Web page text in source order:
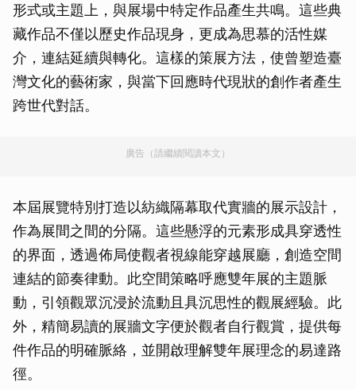
形式或主題上，與展場中特定作品產生共鳴。這些典
藏作品不僅以歷史作品現身，更成為思慕的活性媒
介，連結延續與轉化。這樣的策展方法，使曾塑造臺
灣文化的藝術家，與當下回應時代現狀的創作者產生
跨世代對話。
廣告（請繼續閱讀本文）
本屆展覽特別打造以紡織隔幕取代實牆的展示設計，
作為展間之間的分隔。這些懸浮的元素形成具穿透性
的界面，透過佈局使觀者視線能穿越展廳，創造空間
連結的節奏律動。此空間策略呼應雙年展的主題脈
動，引領觀眾沉浸於流動且具沉思性的觀展經驗。此
外，精簡易讀的展牆文字便於觀者自行觀賞，提供每
件作品的明確脈絡，並開啟理解雙年展理念的易達路
徑。